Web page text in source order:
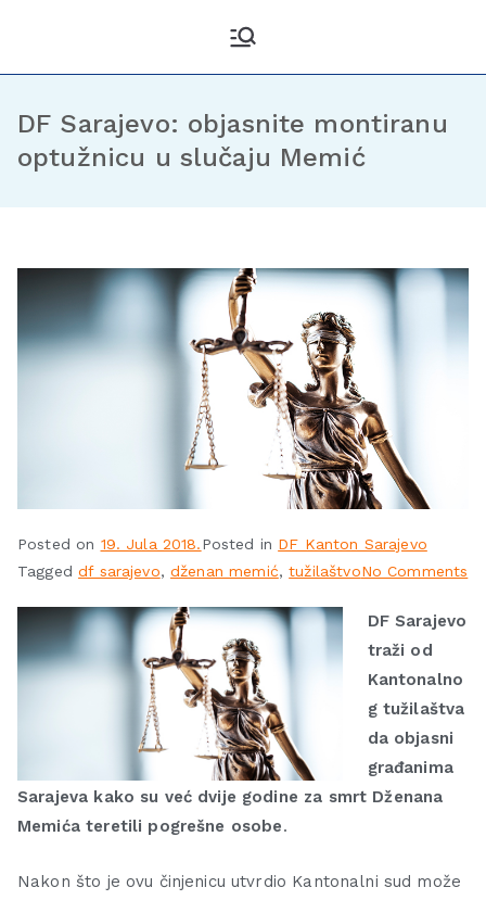
DF Sarajevo: objasnite montiranu
optužnicu u slučaju Memić
Posted on 19. Jula 2018.Posted in DF Kanton Sarajevo
Taggeddf sarajevo,dženan memić,tužilaštvoNo Comments
DF Sarajevo
traži od
Kantonalno
g tužilaštva
da objasni
građanima
Sarajeva kako su već dvije godine za smrt Dženana
Memića teretili pogrešne osobe.
Nakon što je ovu činjenicu utvrdio Kantonalni sud može